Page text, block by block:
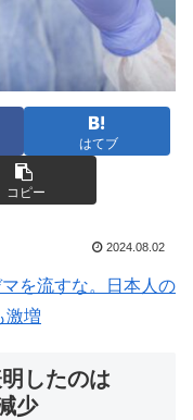
はてブ
コピー
2024.08.02
を流すな。日本人の
激増
したのは
少